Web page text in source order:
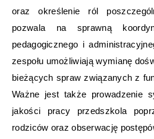
oraz określenie ról
pozwala na sprawną
pedagogicznego i
zespołu umożliwiają wymianę
bieżących spraw związanych z
Ważne jest także prowadzenie
jakości pracy przedszkola
rodziców oraz obserwację